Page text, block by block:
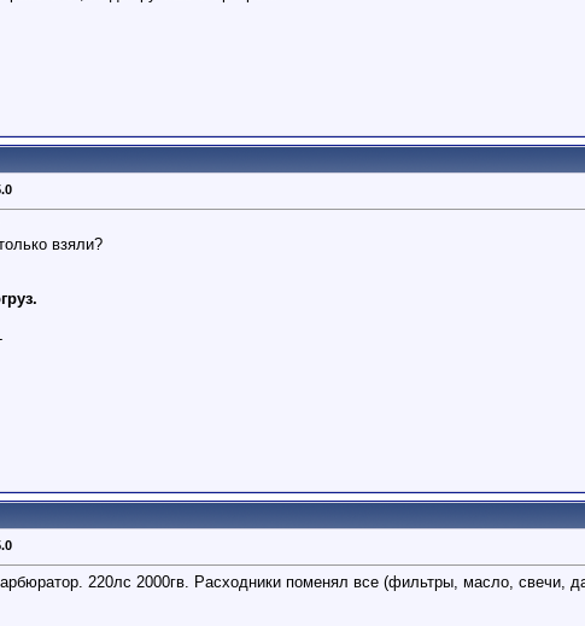
взяли?
220лс 2000гв. Расходники поменял все (фильтры, масло, свечи,